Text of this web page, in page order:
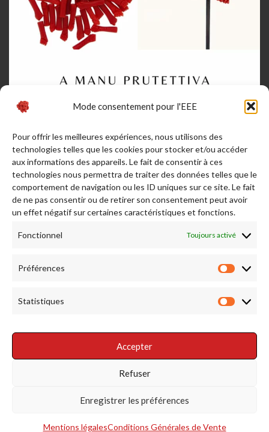
Mode consentement pour l'EEE
Pour offrir les meilleures expériences, nous utilisons des
technologies telles que les cookies pour stocker et/ou accéder
aux informations des appareils. Le fait de consentir à ces
technologies nous permettra de traiter des données telles que le
comportement de navigation ou les ID uniques sur ce site. Le fait
de ne pas consentir ou de retirer son consentement peut avoir
un effet négatif sur certaines caractéristiques et fonctions.
Fonctionnel Toujours activé
Préférences
Statistiques
Accepter
Refuser
Enregistrer les préférences
Mentions légalesConditions Générales de Vente
Afficher plus... Suivez-nous sur Instagram
RÉSEAUX SOCIAUX